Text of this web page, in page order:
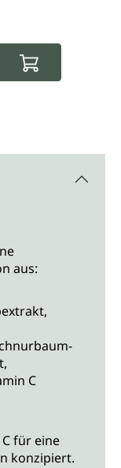
aus:
C
für eine
konzipiert.